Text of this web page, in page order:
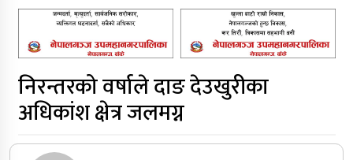
निरन्तरको वर्षाले दाङ देउखुरीका
अधिकांश क्षेत्र जलमग्न